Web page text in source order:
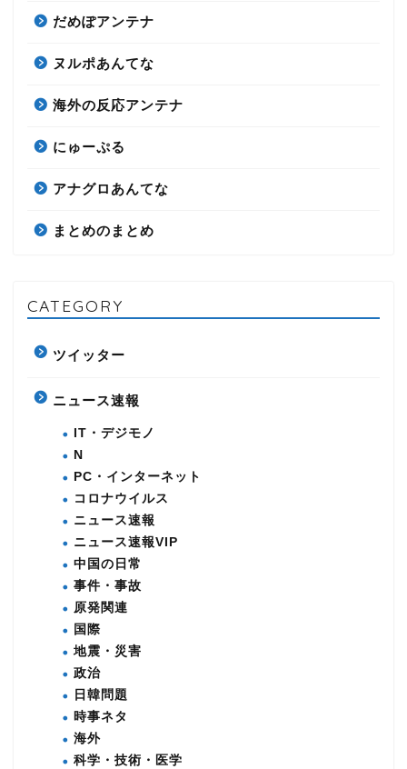
だめぽアンテナ
ヌルポあんてな
海外の反応アンテナ
にゅーぷる
アナグロあんてな
まとめのまとめ
CATEGORY
ツイッター
ニュース速報
IT・デジモノ
N
PC・インターネット
コロナウイルス
ニュース速報
ニュース速報VIP
中国の日常
事件・事故
原発関連
国際
地震・災害
政治
日韓問題
時事ネタ
海外
科学・技術・医学